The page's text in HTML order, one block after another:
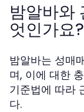
밤알바와
엇인가요?
밤알바는 성매
며, 이에 대한
기준법에 따라
다.